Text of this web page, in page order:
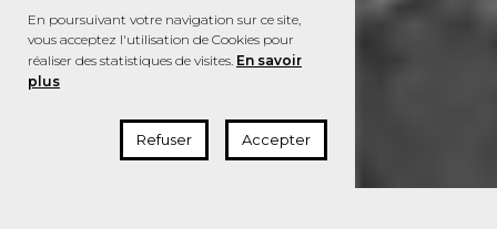
En poursuivant votre navigation sur ce site,
vous acceptez l'utilisation de Cookies pour
réaliser des statistiques de visites. En savoir
plus
Accepter
Refuser